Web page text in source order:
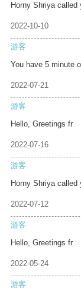
Horny Shriya called
2022-10-10
游客
You have 5 minute
2022-07-21
游客
Hello, Greetings fr
2022-07-16
游客
Horny Shriya called
2022-07-12
游客
Hello, Greetings fr
2022-05-24
游客